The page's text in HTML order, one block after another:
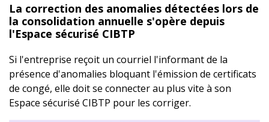
La correction des anomalies détectées lors de
la consolidation annuelle s'opère depuis
l'Espace sécurisé CIBTP
Si l'entreprise reçoit un courriel l'informant de la
présence d'anomalies bloquant l'émission de certificats
de congé, elle doit se connecter au plus vite à son
Espace sécurisé CIBTP pour les corriger.